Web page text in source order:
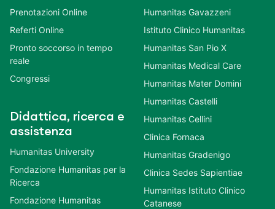
Prenotazioni Online
Referti Online
Pronto soccorso in tempo
reale
Congressi
Didattica, ricerca e
assistenza
Humanitas University
Fondazione Humanitas per la
Ricerca
Fondazione Humanitas
Humanitas Gavazzeni
Istituto Clinico Humanitas
Humanitas San Pio X
Humanitas Medical Care
Humanitas Mater Domini
Humanitas Castelli
Humanitas Cellini
Clinica Fornaca
Humanitas Gradenigo
Clinica Sedes Sapientiae
Humanitas Istituto Clinico
Catanese